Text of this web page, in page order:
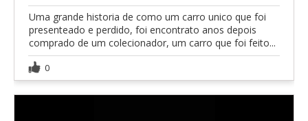
Uma grande historia de como um carro unico que foi
presenteado e perdido, foi encontrato anos depois
comprado de um colecionador, um carro que foi feito...
0